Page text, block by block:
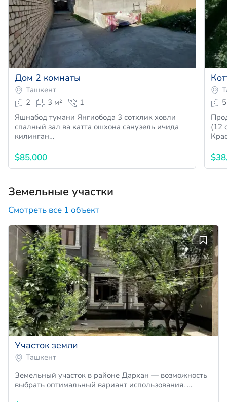
Дом 2 комнаты
Ташкент
2
3 м²
1
Яшнабод тумани Янгиобода 3 сотхлик ховли
спалный зал ва катта ошхона санузель ичида
килинган…
$85,000
5
(12
Земельные участки
Смотреть все 1 объект
Участок земли
Ташкент
Земельный участок в районе Дархан — возможность
выбрать оптимальный вариант использования. …